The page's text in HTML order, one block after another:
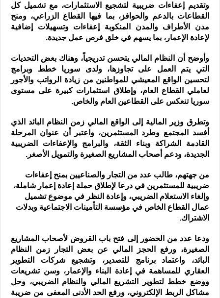
وتقديم إعفاءات ضريبية لتشجيع الاستثمارات، مع تشميل كل
القطاعات بالدعم والحوافز، بما فيها القطاع الزراعي، ومنح
مدن الأطراف والمدن المنكوبة إعفاءات وتسهيلات إضافية
لإعادة الإعمار، بما يسهم في خلق فرص عمل جديدة.
وأوضح أن النظام المالي يتحسن تدريجياً، وهناك بعض التحديات
التي يتم العمل على تجاوزها، ولدى سوريا خطط وبرامج
لتحسين الواقع المعيشي للمواطنين من زيادة الرواتب والأجور
لعاملي القطاع العام، وإطلاق استثمارات كبيرة على مستوى
سوريا تنعكس على القطاعين العام والخاص.
وتطرق وزير المالية إلى الواقع المالي زمن النظام البائد الذي
أفسد المجتمع وطرد المستثمرين، واعتبر أن عنوان المرحلة
القادمة الشراكة وبناء الثقة، والبرامج والإعفاءات الضريبية
الجديدة، ودعم أصحاب المشاريع الصغيرة والتمويل الأصغر.
من جهتهم، طالب عدد من التجار والصناعيين بمنح إعفاءات
ضريبية للمستثمرين في درعا لإطلاق حملة إعادة إعمار شاملة،
وإلغاء الاستعلام الضريبي، وإعادة النظر في موضوع تشميل
عمال القطاع الخاص في مؤسسة التأمينات الاجتماعية وبدلات
الاشتراك.
ودعا عدد من الحضور إلى فتح باب القروض لأصحاب المشاريع
الصغيرة، ورفع الحجز المالي عن بعض التجار زمن النظام
البائد، واعتماد برنامج للتصدير، وتشجيع شركات التطوير
العقاري للمساهمة في إعادة البناء والإعمار، وسن تشريعات
ووضع خطط لتطوير التشريع المالي والنظام الضريبي، وحل
مشاكل الربط الإلكتروني، ورفع الحد الأدنى المعفى من ضريبة